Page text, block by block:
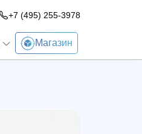
+7 (495) 255-3978
Магазин